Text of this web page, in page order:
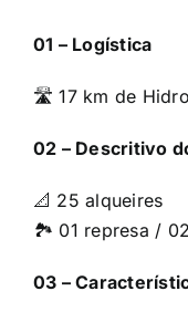
01 – Logística
🛣️ 17 km de
02 – Descritivo
📐 25 alqueires
🏞️ 01 represa /
03 –